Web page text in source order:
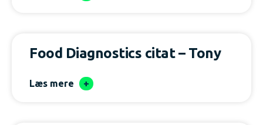
Food Diagnostics citat – Tony
Læs mere